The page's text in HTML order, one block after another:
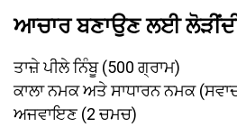
ਆਚਾਰ ਬਣਾਉਣ ਲਈ
ਤਾਜ਼ੇ ਪੀਲੇ ਨਿੰਬੂ (500 ਗ੍ਰਾਮ)
ਕਾਲਾ ਨਮਕ ਅਤੇ ਸਾਧਾਰਨ ਨਮਕ
ਅਜਵਾਇਣ (2 ਚਮਚ)